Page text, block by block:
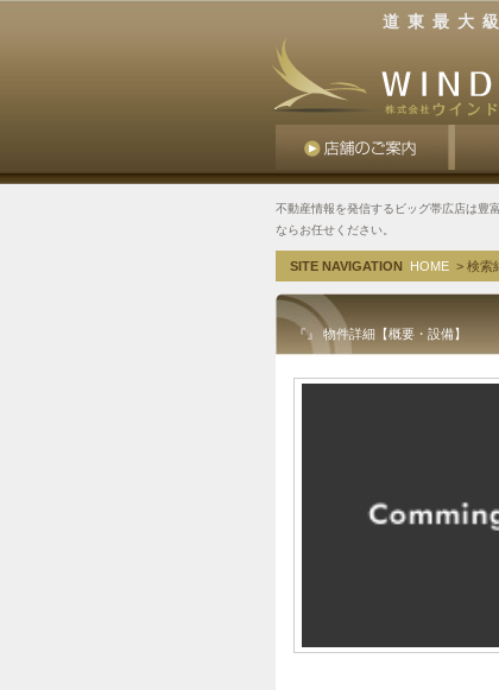
道東最大
不動産情報を発信するビッグ帯広店は豊
ならお任せください。
SITE NAVIGATION HOME > 検索
『』 物件詳細【概要・設備】